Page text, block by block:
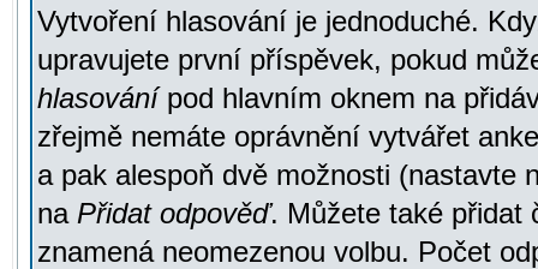
Vytvoření hlasování je jednoduché.
upravujete první příspěvek, pokud
hlasovánípod hlavním oknem na
zřejmě nemáte oprávnění vytvářet
a pak alespoň dvě možnosti (nastavte
na Přidat odpověď. Můžete také přidat
znamená neomezenou volbu. Počet